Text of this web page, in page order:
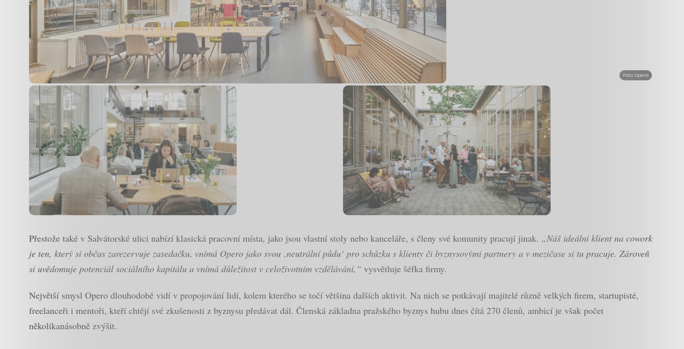
Foto: Opero
Přestože také v Salvátorské ulici nabízí klasická pracovní místa, jako jsou vlastní stoly nebo kanceláře, s členy své komunity pracují jinak. „Náš ideální klient na cowork
je ten, který si občas zarezervuje zasedačku, vnímá Opero jako svou ‚neutrální půdu‘ pro schůzku s klienty či byznysovými partnery a v mezičase si tu pracuje. Zároveň
si uvědomuje potenciál sociálního kapitálu a vnímá důležitost v celoživotním vzdělávání,“ vysvětluje šéfka firmy.
Největší smysl Opero dlouhodobě vidí v propojování lidí, kolem kterého se točí většina dalších aktivit. Na nich se potkávají majitelé různě velkých firem, startupisté,
freelanceři i mentoři, kteří chtějí své zkušenosti z byznysu předávat dál. Členská základna pražského byznys hubu dnes čítá 270 členů, ambicí je však počet
několikanásobně zvýšit.